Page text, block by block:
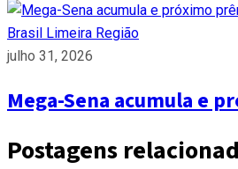
Brasil Limeira Região
julho 31, 2026
Mega-Sena acumula e
Postagens